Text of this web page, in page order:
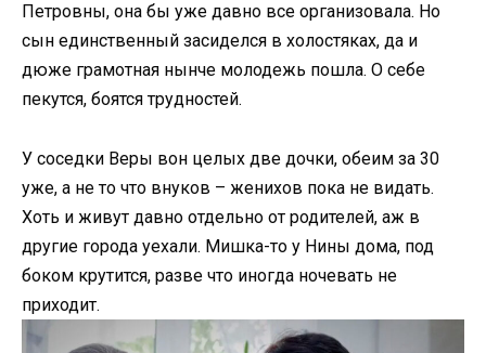
Петровны, она бы уже давно все организовала. Но
сын единственный засиделся в холостяках, да и
дюже грамотная нынче молодежь пошла. О себе
пекутся, боятся трудностей.
У соседки Веры вон целых две дочки, обеим за 30
уже, а не то что внуков – женихов пока не видать.
Хоть и живут давно отдельно от родителей, аж в
другие города уехали. Мишка-то у Нины дома, под
боком крутится, разве что иногда ночевать не
приходит.